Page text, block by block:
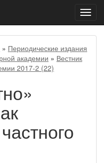
меню
» Периодические издания
академии » Вестник
2017-2 (22)